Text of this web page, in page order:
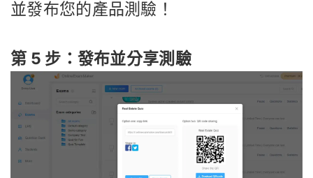
並發布您的產品測驗！
第 5 步：發布並分享測驗